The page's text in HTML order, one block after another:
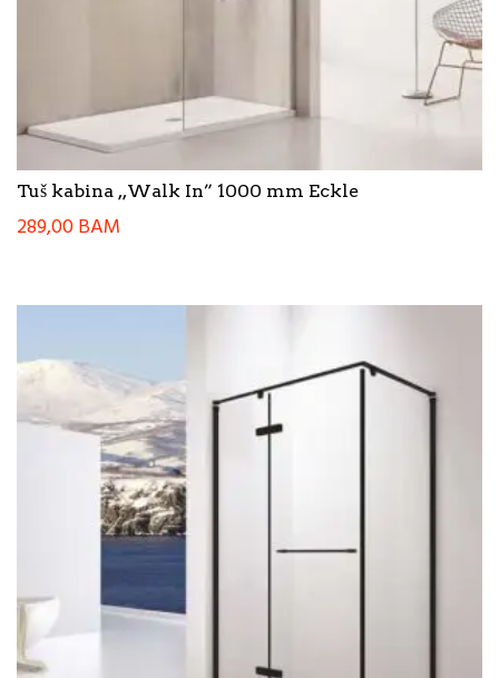
Tuš kabina ,,Walk In” 1000 mm Eckle
289,00BAM